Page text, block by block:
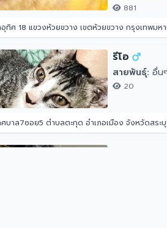
881
ทิศ 18 แขวงห้วยขวาง เขตห้วยขวาง กรุงเทพมห
รีโอ
สายพันธุ์: อื่น
20
บาล7ซอย5 ตำบลตะกุด อำเภอเมือง จังหวัดสระ